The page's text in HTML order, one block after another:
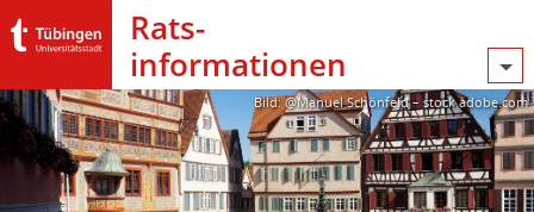
Rats­
informationen
Bild: @Manuel Schönfeld – stock.adobe.com